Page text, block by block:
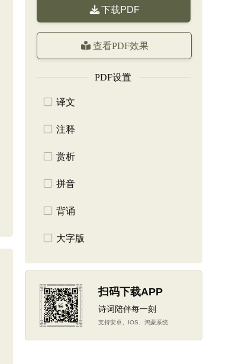
下载PDF
查看PDF效果
PDF设置
译文
注释
赏析
拼音
背诵
大字版
扫码下载APP
诗词陪伴每一刻
支持安卓、IOS、鸿蒙系统